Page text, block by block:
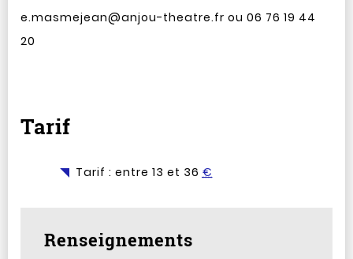
e.masmejean@anjou-theatre.fr ou 06 76 19 44
20
Tarif
Tarif : entre 13 et 36 €
Renseignements